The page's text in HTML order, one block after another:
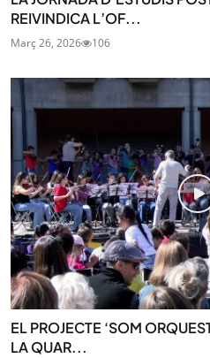
REIVINDICA L’OF...
Març 26, 2026 106
EL PROJECTE ‘SOM
LA QUAR...